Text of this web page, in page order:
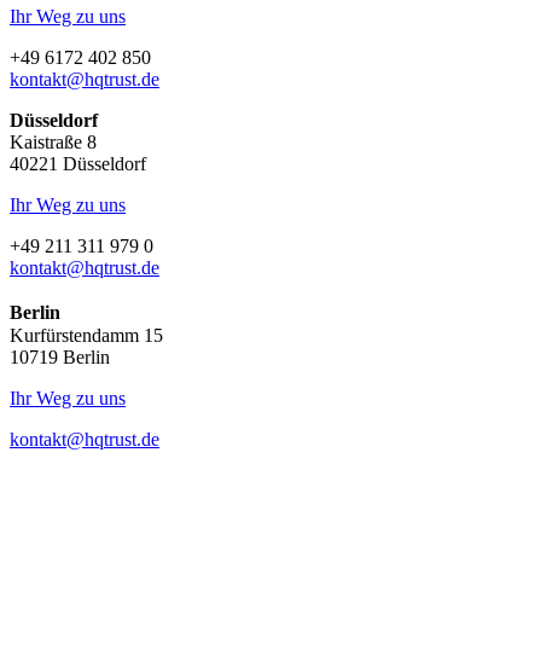
Ihr Weg zu uns
+49 6172 402 850
kontakt@hqtrust.de
Düsseldorf
Kaistraße 8
40221 Düsseldorf
Ihr Weg zu uns
+49 211 311 979 0
kontakt@hqtrust.de
Berlin
Kurfürstendamm 15
10719 Berlin
Ihr Weg zu uns
kontakt@hqtrust.de